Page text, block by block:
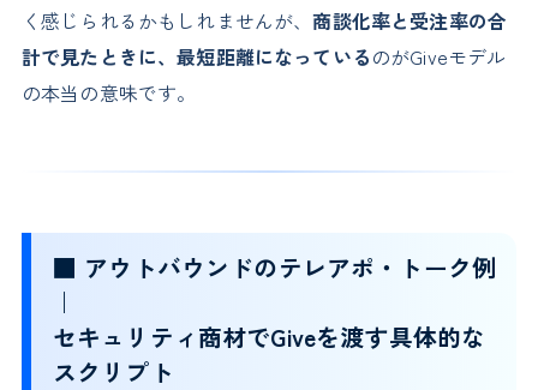
く感じられるかもしれませんが、商談化率と受注率の合
計で見たときに、最短距離になっているのがGiveモデル
の本当の意味です。
■ アウトバウンドのテレアポ・トーク例
｜
セキュリティ商材でGiveを渡す具体的な
スクリプト